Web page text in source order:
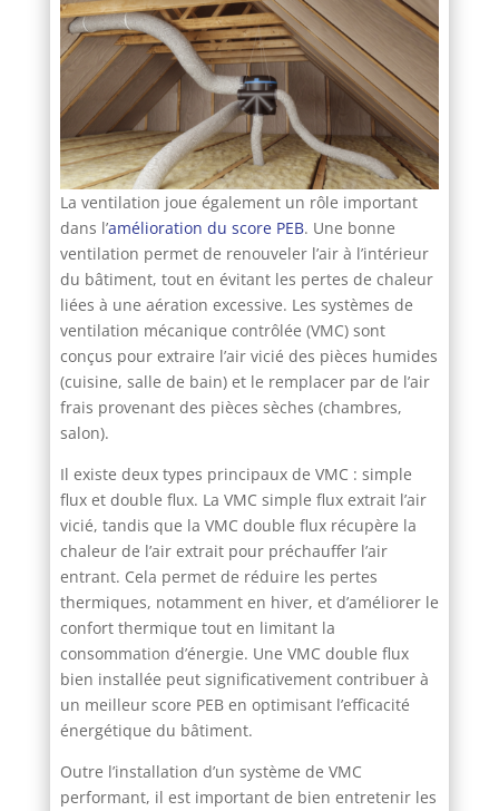
La ventilation joue également un rôle important
dans l’amélioration du score PEB. Une bonne
ventilation permet de renouveler l’air à l’intérieur
du bâtiment, tout en évitant les pertes de chaleur
liées à une aération excessive. Les systèmes de
ventilation mécanique contrôlée (VMC) sont
conçus pour extraire l’air vicié des pièces humides
(cuisine, salle de bain) et le remplacer par de l’air
frais provenant des pièces sèches (chambres,
salon).
Il existe deux types principaux de VMC : simple
flux et double flux. La VMC simple flux extrait l’air
vicié, tandis que la VMC double flux récupère la
chaleur de l’air extrait pour préchauffer l’air
entrant. Cela permet de réduire les pertes
thermiques, notamment en hiver, et d’améliorer le
confort thermique tout en limitant la
consommation d’énergie. Une VMC double flux
bien installée peut significativement contribuer à
un meilleur score PEB en optimisant l’efficacité
énergétique du bâtiment.
Outre l’installation d’un système de VMC
performant, il est important de bien entretenir les